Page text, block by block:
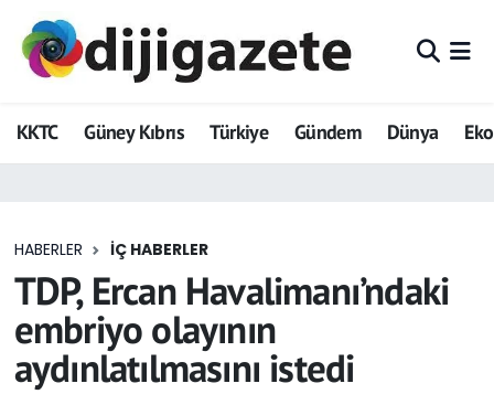
KKTC Güney Kıbrıs Türkiye Gündem Dünya
HABERLER İÇ HABERLER
TDP, Ercan Havalimanı’ndaki
embriyo olayının
aydınlatılmasını istedi
ADVERTORIAL
Dijigazete
Eğitim
Ekonomi
Foto Galeri
Hava Durumu
Trafik Durumu
Tüm Manşetler
Son Dakika Haberleri
Haber Arşivi